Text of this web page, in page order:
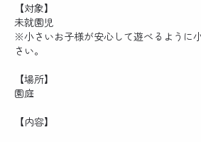
【対象】
未就園児
※小さいお子様が安心して遊べるように
さい。
【場所】
園庭
【内容】